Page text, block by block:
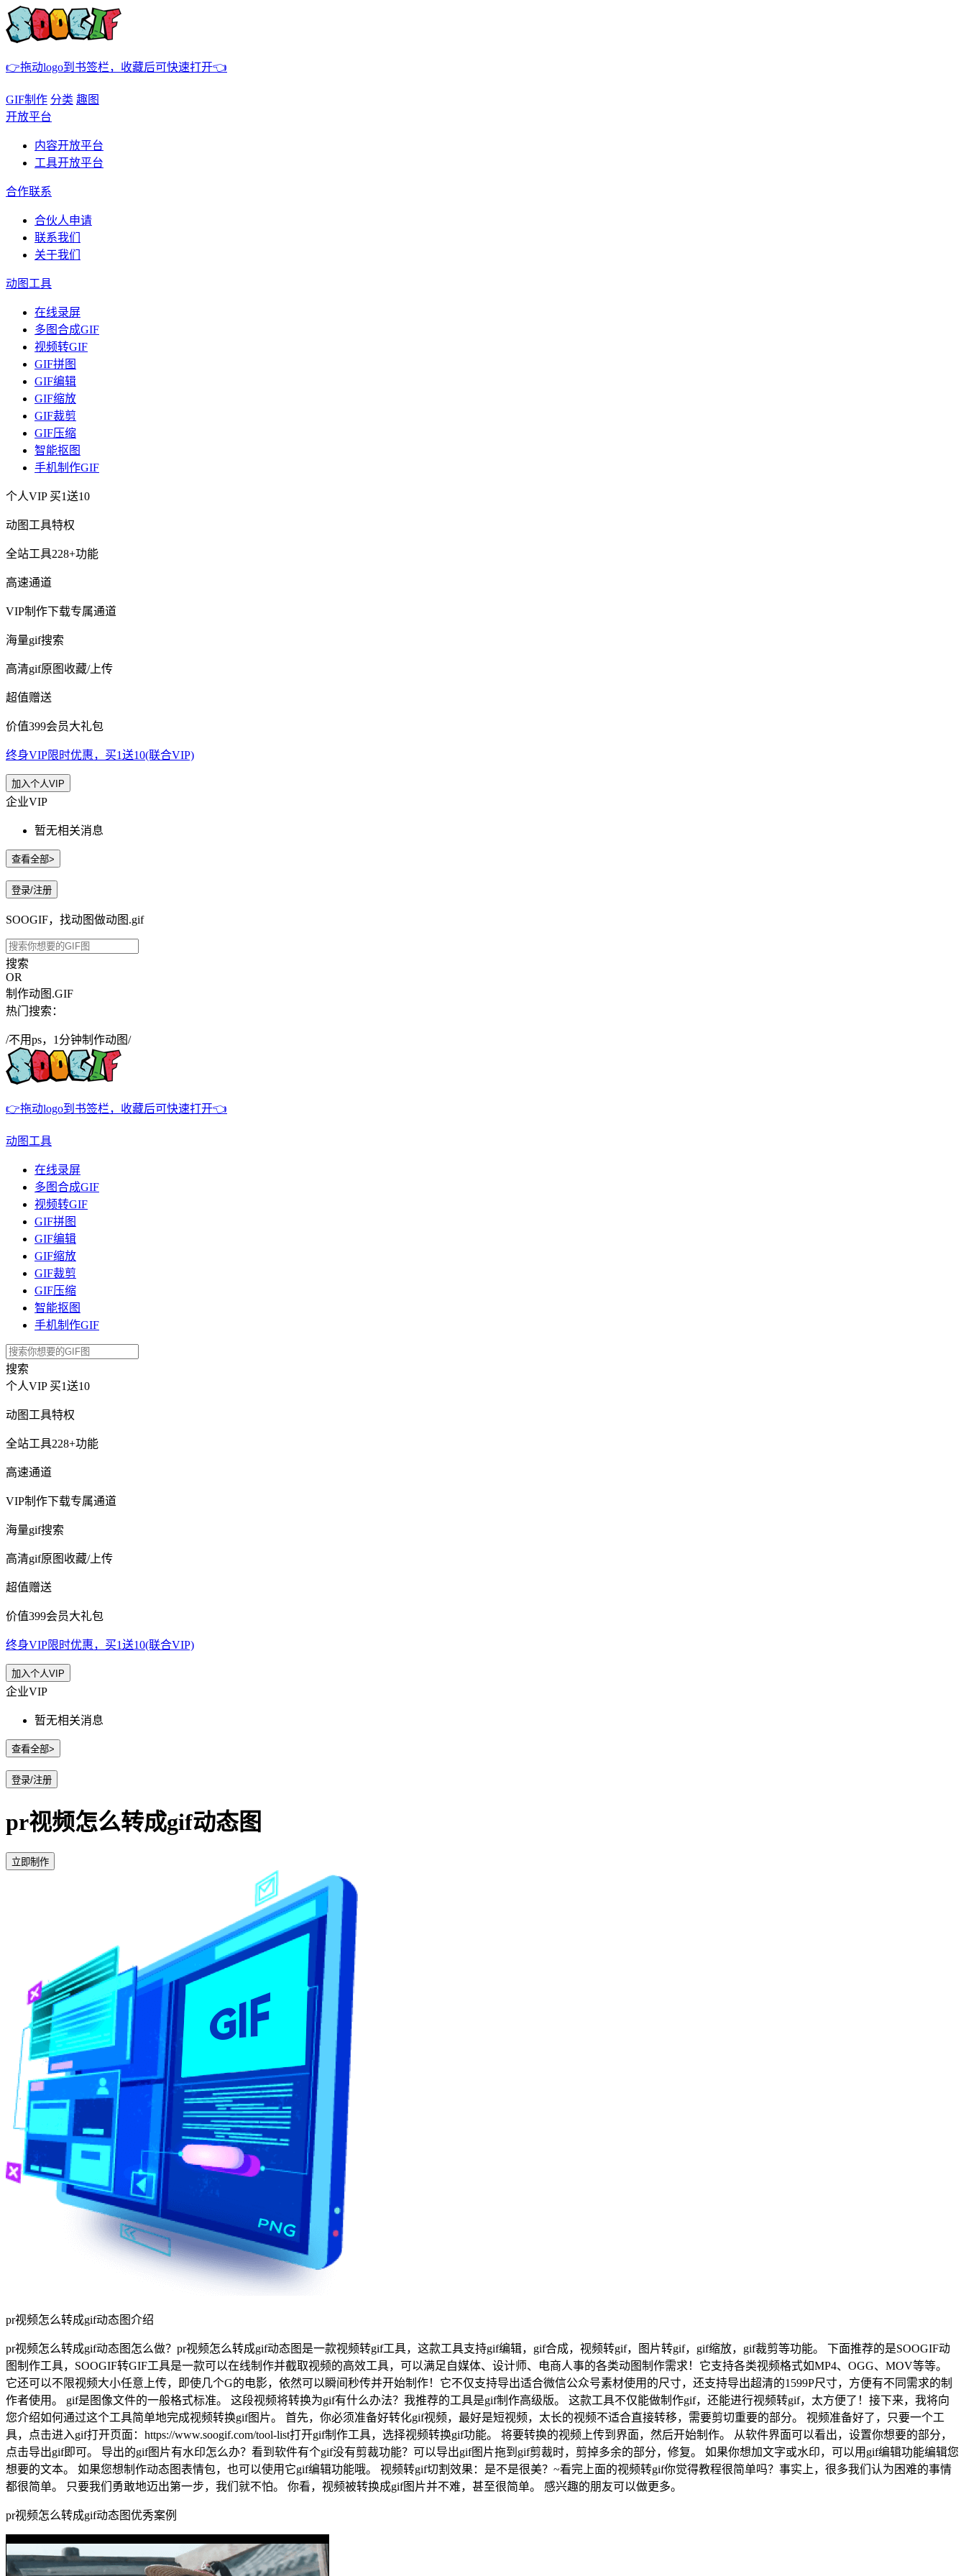
👉拖动logo到书签栏，收藏后可快速打开👈
GIF制作 分类 趣图
开放平台
内容开放平台
工具开放平台
合作联系
合伙人申请
联系我们
关于我们
动图工具
在线录屏
多图合成GIF
视频转GIF
GIF拼图
GIF编辑
GIF缩放
GIF裁剪
GIF压缩
智能抠图
手机制作GIF
个人VIP 买1送10
动图工具特权
全站工具228+功能
高速通道
VIP制作下载专属通道
海量gif搜索
高清gif原图收藏/上传
超值赠送
价值399会员大礼包
终身VIP限时优惠，买1送10(联合VIP)
加入个人VIP
企业VIP
暂无相关消息
查看全部>
登录/注册
SOOGIF，找动图做动图.gif
搜索
OR
制作动图.GIF
热门搜索：
/不用ps，1分钟制作动图/
👉拖动logo到书签栏，收藏后可快速打开👈
动图工具
在线录屏
多图合成GIF
视频转GIF
GIF拼图
GIF编辑
GIF缩放
GIF裁剪
GIF压缩
智能抠图
手机制作GIF
搜索
个人VIP 买1送10
动图工具特权
全站工具228+功能
高速通道
VIP制作下载专属通道
海量gif搜索
高清gif原图收藏/上传
超值赠送
价值399会员大礼包
终身VIP限时优惠，买1送10(联合VIP)
加入个人VIP
企业VIP
暂无相关消息
查看全部>
登录/注册
pr视频怎么转成gif动态图
立即制作
pr视频怎么转成gif动态图介绍
pr视频怎么转成gif动态图怎么做？pr视频怎么转成gif动态图是一款视频转gif工具，这款工具支持gif编辑，gif合成，视频转gif，图片转gif，gif缩放，gif裁剪等功能。 下面推荐的是SOOGIF动
图制作工具，SOOGIF转GIF工具是一款可以在线制作并截取视频的高效工具，可以满足自媒体、设计师、电商人事的各类动图制作需求！它支持各类视频格式如MP4、OGG、MOV等等。
它还可以不限视频大小任意上传，即使几个G的电影，依然可以瞬间秒传并开始制作！它不仅支持导出适合微信公众号素材使用的尺寸，还支持导出超清的1599P尺寸，方便有不同需求的制
作者使用。 gif是图像文件的一般格式标准。 这段视频将转换为gif有什么办法？我推荐的工具是gif制作高级版。 这款工具不仅能做制作gif，还能进行视频转gif，太方便了！接下来，我将向
您介绍如何通过这个工具简单地完成视频转换gif图片。 首先，你必须准备好转化gif视频，最好是短视频，太长的视频不适合直接转移，需要剪切重要的部分。 视频准备好了，只要一个工
具，点击进入gif打开页面：https://www.soogif.com/tool-list打开gif制作工具，选择视频转换gif功能。 将要转换的视频上传到界面，然后开始制作。 从软件界面可以看出，设置你想要的部分，
点击导出gif即可。 导出的gif图片有水印怎么办？看到软件有个gif没有剪裁功能？可以导出gif图片拖到gif剪裁时，剪掉多余的部分，修复。 如果你想加文字或水印，可以用gif编辑功能编辑您
想要的文本。 如果您想制作动态图表情包，也可以使用它gif编辑功能哦。 视频转gif切割效果：是不是很美？~看完上面的视频转gif你觉得教程很简单吗？事实上，很多我们认为困难的事情
都很简单。 只要我们勇敢地迈出第一步，我们就不怕。 你看，视频被转换成gif图片并不难，甚至很简单。 感兴趣的朋友可以做更多。
pr视频怎么转成gif动态图优秀案例